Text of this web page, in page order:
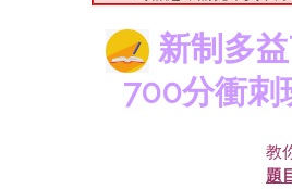
新制多益
700分衝刺
教
題